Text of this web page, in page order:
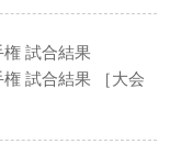
試合結果
試合結果 ［大会